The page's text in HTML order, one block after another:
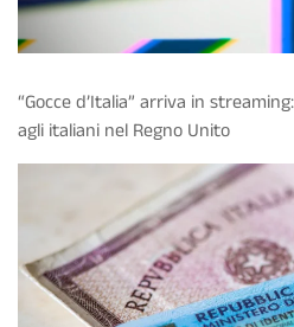
“Gocce d’Italia” arriva in
agli italiani nel Regno Unito